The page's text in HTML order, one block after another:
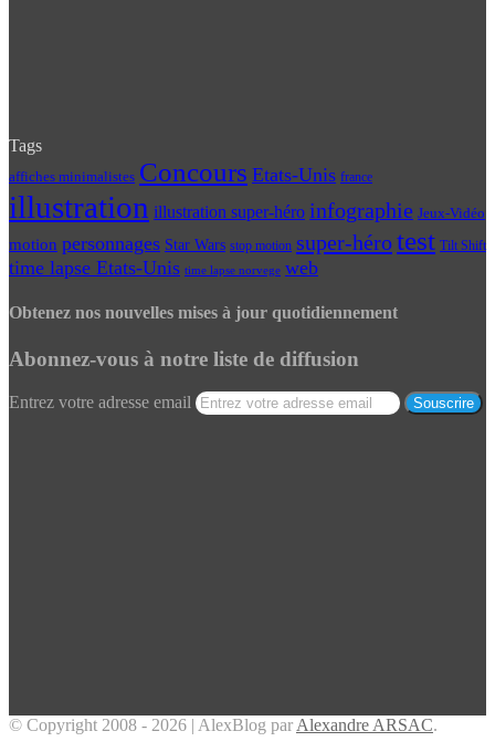
Tags
affiches minimalistes Concours Etats-Unis france
illustration illustration super-héro infographie Jeux-Vidéo
motion personnages Star Wars stop motion super-hérotest Tilt Shift
time lapse Etats-Unis time lapse norvege web
Obtenez nos nouvelles mises à jour quotidiennement
Abonnez-vous à notre liste de diffusion
Entrez votre adresse email
© Copyright 2008 - 2026 | AlexBlog parAlexandre ARSAC.